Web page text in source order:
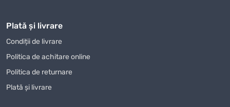
Magazin Online TOPSALE.MD vă oferă nu doar posibilitatea de a
livrare, dar și de a profita de alte condiții avantajoase, cum ar fi
promoțiile și reducerile care sunt actualizate periodic pe site-ul
nostru. Urmăriți-ne pentru a nu rata ofertele avantajoase la
Fierăstrău circular manual Metabo KS 55 FS
Plată și livrare
Condiții de livrare
Politica de achitare online
Politica de returnare
Plată și livrare